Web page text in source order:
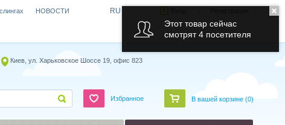
НОВОСТИ RU
Киев, ул. Харьковское Шоссе 19, офис 823
Избранное В вашей корзине (0)
Этот товар сейчас
смотрят 4 посетителя